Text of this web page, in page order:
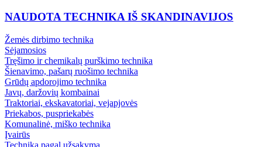
NAUDOTA TECHNIKA IŠ SKANDINAVIJOS
Žemės dirbimo technika
Sėjamosios
Tręšimo ir chemikalų purškimo technika
Šienavimo, pašarų ruošimo technika
Grūdų apdorojimo technika
Javų, daržovių kombainai
Traktoriai, ekskavatoriai, vejapjovės
Priekabos, puspriekabės
Komunalinė, miško technika
Įvairūs
Technika pagal užsakymą